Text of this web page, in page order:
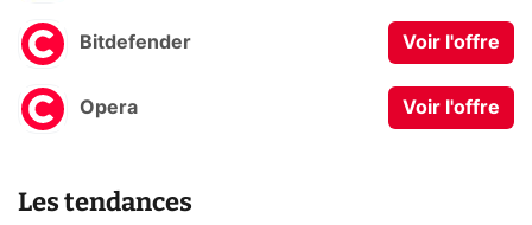
Bitdefender Voir l'offre
Opera Voir l'offre
Les tendances